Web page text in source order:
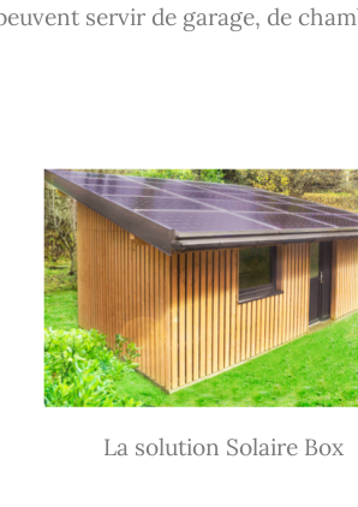
servir de garage, de
La solution Solaire Box